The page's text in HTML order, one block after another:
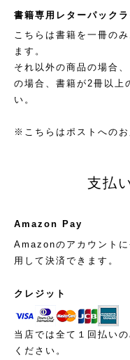
書籍専用レターパック
こちらは書籍を一冊の
ます。
それ以外の商品の場合
の場合、書籍が2冊以上
い。
※こちらはポストへの
支払
Amazon Pay
Amazonのアカウント
用して決済できます。
クレジット
当店では全て１回払い
ください。